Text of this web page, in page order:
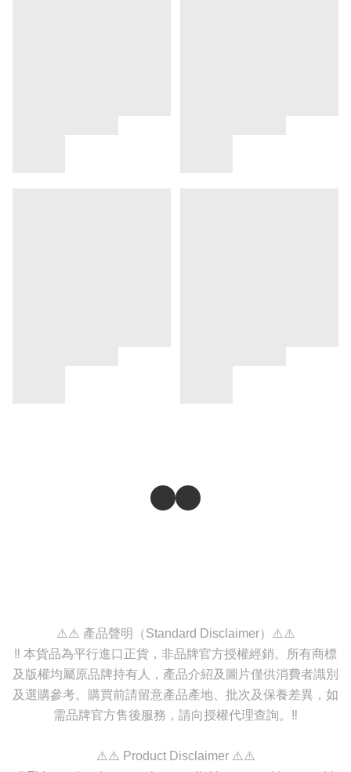
⚠️⚠️ 產品聲明（Standard Disclaimer）⚠️⚠️
‼️ 本貨品為平行進口正貨，非品牌官方授權經銷。所有商標
及版權均屬原品牌持有人，產品介紹及圖片僅供消費者識別
及選購參考。購買前請留意產品產地、批次及保養差異，如
需品牌官方售後服務，請向授權代理查詢。‼️
⚠️⚠️ Product Disclaimer ⚠️⚠️